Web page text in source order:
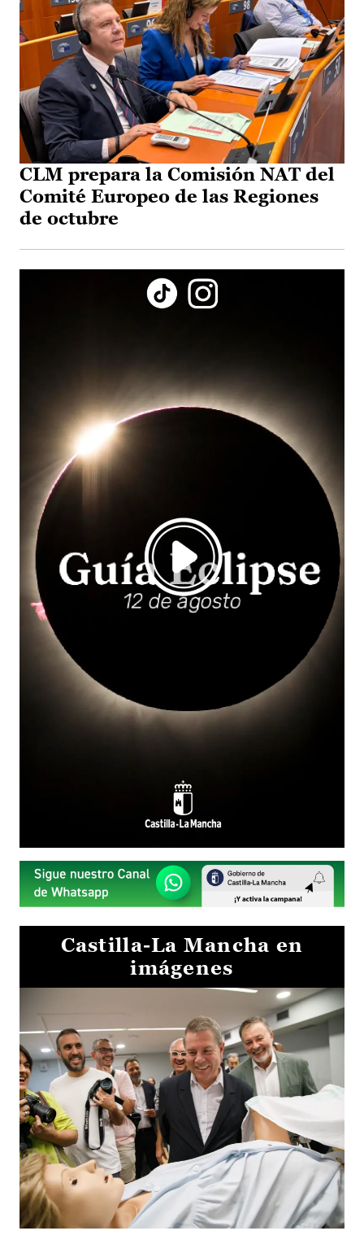
CLM prepara la Comisión NAT del
Comité Europeo de las Regiones
de octubre
Castilla-La Mancha en
imágenes